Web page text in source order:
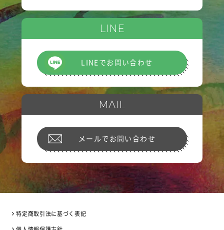
LINE
LINEでお問い合わせ
MAIL
メールでお問い合わせ
特定商取引法に基づく表記